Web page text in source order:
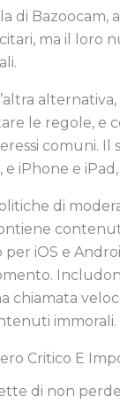
di Bazoocam,
ma il loro
le regole, e
comuni.
e iPhone e
di
per iOS e
chiamata
immorali.
Critico E
di non